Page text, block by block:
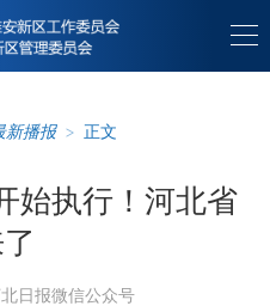
新播报 > 正文
始执行！河北省
日报微信公众号